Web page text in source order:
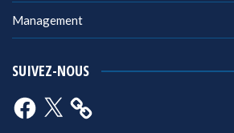
Management
SUIVEZ-NOUS
Facebook
X